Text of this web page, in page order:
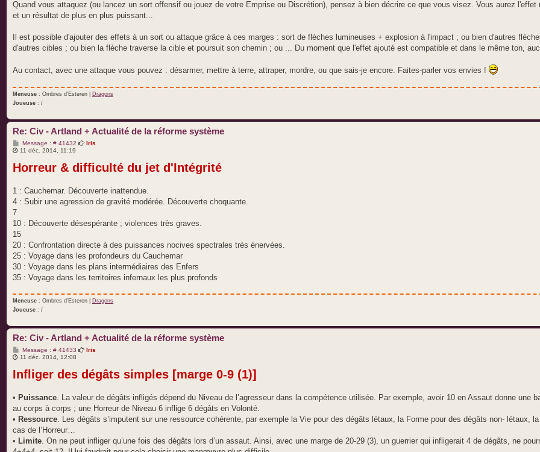
Quand vous attaquez (ou lancez un sort offensif ou jouez de votre Emprise ou Discrétion), pensez à bien décrire ce que vous visez. Vous aurez l'effet
et un résultat de plus en plus puissant...
Il est possible d'ajouter des effets à un sort ou attaque grâce à ces marges : sort de flèches lumineuses + explosion à l'impact ; ou bien d'autres
d'autres cibles ; ou bien la flèche traverse la cible et poursuit son chemin ; ou ... Du moment que l'effet ajouté est compatible et dans le même ton,
Au contact, avec une attaque vous pouvez : désarmer, mettre à terre, attraper, mordre, ou que sais-je encore. Faites-parler vos envies !
Meneuse : Ombres d'Esteren | Dragons
Joueuse : /
Re: Civ - Artland + Actualité de la réforme système
Message : # 41432M
s
a
Iris
11 déc. 2014, 11:19
Horreur & difficulté du jet d'Intégrité
1 : Cauchemar. Découverte inattendue.
4 : Subir une agression de gravité modérée. Découverte choquante.
7
10 : Découverte désespérante ; violences très graves.
15
20 : Confrontation directe à des puissances nocives spectrales très énervées.
25 : Voyage dans les profondeurs du Cauchemar
30 : Voyage dans les plans intermédiaires des Enfers
35 : Voyage dans les territoires infernaux les plus profonds
Meneuse : Ombres d'Esteren | Dragons
Joueuse : /
Re: Civ - Artland + Actualité de la réforme système
Message : # 41433M
e
s
a
Iris
11 déc. 2014, 12:08
Infliger des dégâts simples [marge 0-9 (1)]
• Puissance . La valeur de dégâts infligés dépend du Niveau de l’agresseur dans la compétence utilisée. Par exemple, avoir 10 en Assaut donne une
au corps à corps ; une Horreur de Niveau 6 inflige 6 dégâts en Volonté.
• Ressource . Les dégâts s’imputent sur une ressource cohérente, par exemple la Vie pour des dégâts létaux, la Forme pour des dégâts non- létaux,
cas de l’Horreur…
• Limite . On ne peut infliger qu’une fois des dégâts lors d’un assaut. Ainsi, avec une marge de 20-29 (3), un guerrier qui infligerait 4 de dégâts, ne